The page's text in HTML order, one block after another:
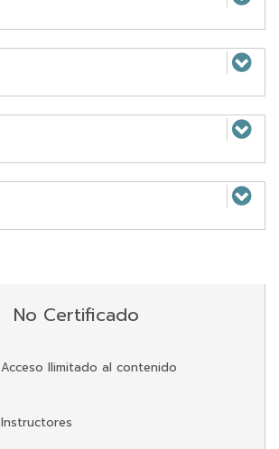
No Certificado
Acceso llimitado al contenido
Instructores